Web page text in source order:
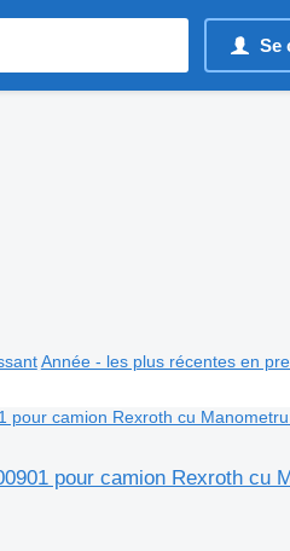
Se
Année - les plus récentes en
pour camion Rexroth cu